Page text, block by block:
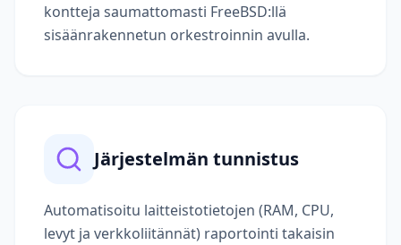
kontteja saumattomasti FreeBSD:llä
sisäänrakennetun orkestroinnin avulla.
Järjestelmän tunnistus
Automatisoitu laitteistotietojen (RAM, CPU,
levyt ja verkkoliitännät) raportointi takaisin